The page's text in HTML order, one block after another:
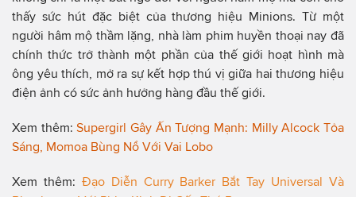
thấy sức hút đặc biệt của thương hiệu Minions. Từ một
người hâm mộ thầm lặng, nhà làm phim huyền thoại nay đã
chính thức trở thành một phần của thế giới hoạt hình mà
ông yêu thích, mở ra sự kết hợp thú vị giữa hai thương hiệu
điện ảnh có sức ảnh hưởng hàng đầu thế giới.
Xem thêm:Supergirl Gây Ấn Tượng Mạnh: Milly Alcock Tỏa
Sáng, Momoa Bùng Nổ Với Vai Lobo
Xem thêm: Đạo Diễn Curry Barker Bắt Tay Universal Và